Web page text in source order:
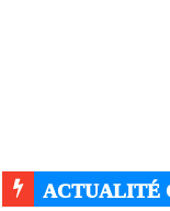
ACTUALITÉ